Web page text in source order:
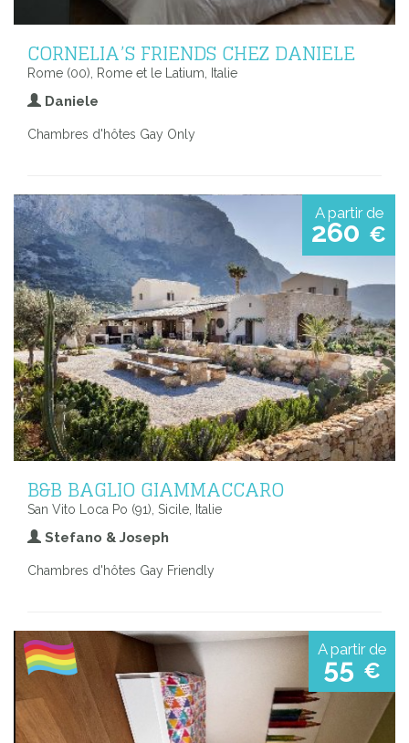
CORNELIA’S FRIENDS CHEZ DANIELE
Rome (00), Rome et le Latium, Italie
Daniele
Chambres d'hôtes Gay Only
A partir de
260 €
B&B BAGLIO GIAMMACCARO
San Vito Loca Po (91), Sicile, Italie
Stefano & Joseph
Chambres d'hôtes Gay Friendly
A partir de
55 €